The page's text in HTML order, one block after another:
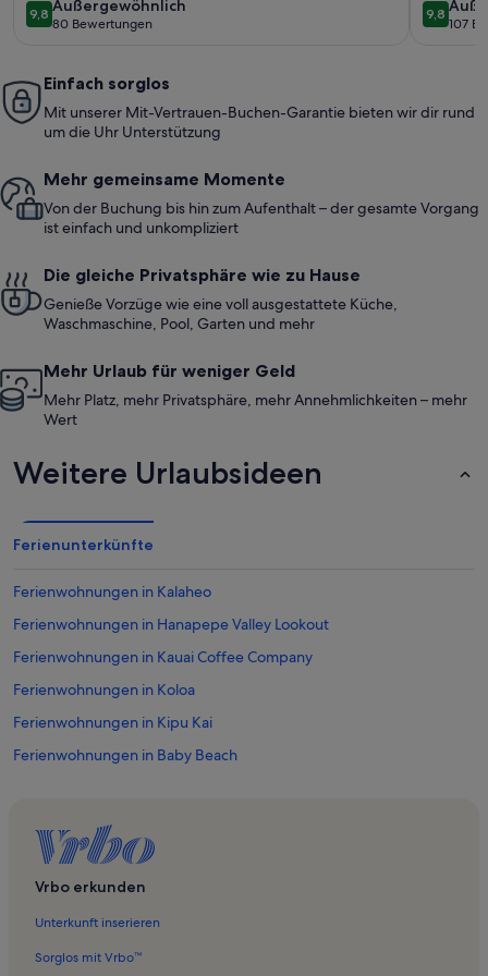
LOCATION!!!!
9,89,8 von 10
Außergewöhnlich
außergewöhnlich
80 Bewertungen
(80
lanai.
9,89,8 von
107
(107
Einfach sorglos
Mit unserer Mit-Vertrauen-Buchen-Garantie bieten wir dir rund
um die Uhr Unterstützung
Mehr gemeinsame Momente
Von der Buchung bis hin zum Aufenthalt – der gesamte Vorgang
ist einfach und unkompliziert
Die gleiche Privatsphäre wie zu Hause
Genieße Vorzüge wie eine voll ausgestattete Küche,
Waschmaschine, Pool, Garten und mehr
Mehr Urlaub für weniger Geld
Mehr Platz, mehr Privatsphäre, mehr Annehmlichkeiten – mehr
Wert
Weitere Urlaubsideen
Ferienunterkünfte
Ferienwohnungen in Kalaheo
Ferienwohnungen in Hanapepe Valley Lookout
Ferienwohnungen in Kauai Coffee Company
Ferienwohnungen in Koloa
Ferienwohnungen in Kipu Kai
Ferienwohnungen in Baby Beach
Ferienwohnungen in Poipu Beach
Ferienwohnungen in Prince Kuhio-Park
Ferienwohnungen in Poipu
Ferienwohnungen in Alihi Lani
Ferienwohnungen in Brennecke Beach
Vrbo erkunden
Unterkunft inserieren
Sorglos mit Vrbo™